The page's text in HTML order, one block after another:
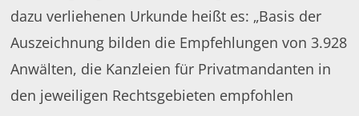
dazu verliehenen Urkunde heißt es: „Basis der
Auszeichnung bilden die Empfehlungen von 3.928
Anwälten, die Kanzleien für Privatmandanten in
den jeweiligen Rechtsgebieten empfohlen